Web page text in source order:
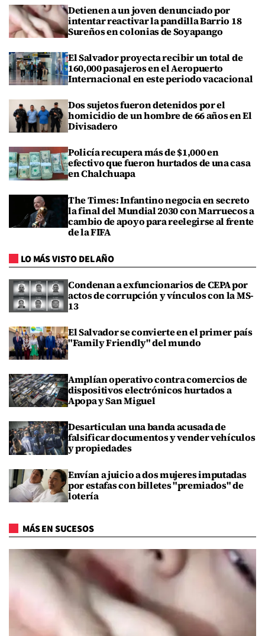
Detienen a un joven denunciado por
intentar reactivar la pandilla Barrio 18
Sureños en colonias de Soyapango
El Salvador proyecta recibir un total de
160,000 pasajeros en el Aeropuerto
Internacional en este periodo vacacional
Dos sujetos fueron detenidos por el
homicidio de un hombre de 66 años en El
Divisadero
Policía recupera más de $1,000 en
efectivo que fueron hurtados de una casa
en Chalchuapa
The Times: Infantino negocia en secreto
la final del Mundial 2030 con Marruecos a
cambio de apoyo para reelegirse al frente
de la FIFA
LO MÁS VISTO DEL AÑO
Condenan a exfuncionarios de CEPA por
actos de corrupción y vínculos con la MS-
13
El Salvador se convierte en el primer país
"Family Friendly" del mundo
Amplían operativo contra comercios de
dispositivos electrónicos hurtados a
Apopa y San Miguel
Desarticulan una banda acusada de
falsificar documentos y vender vehículos
y propiedades
Envían a juicio a dos mujeres imputadas
por estafas con billetes "premiados" de
lotería
MÁS EN SUCESOS